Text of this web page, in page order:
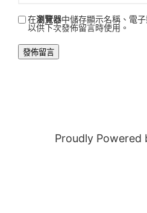
在瀏覽器中儲存顯示名稱、電
以供下次發佈留言時使用。
Proudly Powered